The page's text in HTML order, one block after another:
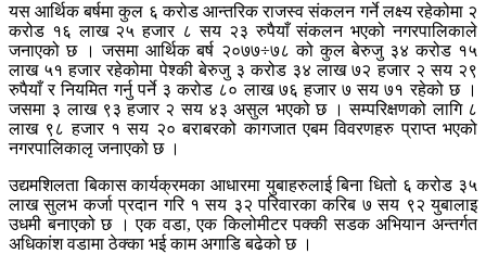
यस आर्थिक बर्षमा कुल ६ करोड आन्तरिक राजस्व संकलन गर्ने लक्ष्य रहेकोमा २
करोड १६ लाख २५ हजार ८ सय २३ रुपैयाँ संकलन भएको नगरपालिकाले
जनाएको छ । जसमा आर्थिक बर्ष २०७७÷७८ को कुल बेरुजु ३४ करोड १५
लाख ५१ हजार रहेकोमा पेश्की बेरुजु ३ करोड ३४ लाख ७२ हजार २ सय २९
रुपैयाँ र नियमित गर्नु पर्ने ३ करोड ८० लाख ७६ हजार ७ सय ७१ रहेको छ ।
जसमा ३ लाख ९३ हजार २ सय ४३ असुल भएको छ । सम्परिक्षणको लागि ८
लाख ९८ हजार १ सय २० बराबरको कागजात एबम विवरणहरु प्राप्त भएको
नगरपालिकालृ जनाएको छ ।
उद्यमशिलता बिकास कार्यक्रमका आधारमा युबाहरुलाई बिना धितो ६ करोड ३५
लाख सुलभ कर्जा प्रदान गरि १ सय ३२ परिवारका करिब ७ सय ९२ युबालाइ
उधमी बनाएको छ । एक वडा, एक किलोमीटर पक्की सडक अभियान अन्तर्गत
अधिकांश वडामा ठेक्का भई काम अगाडि बढेको छ ।